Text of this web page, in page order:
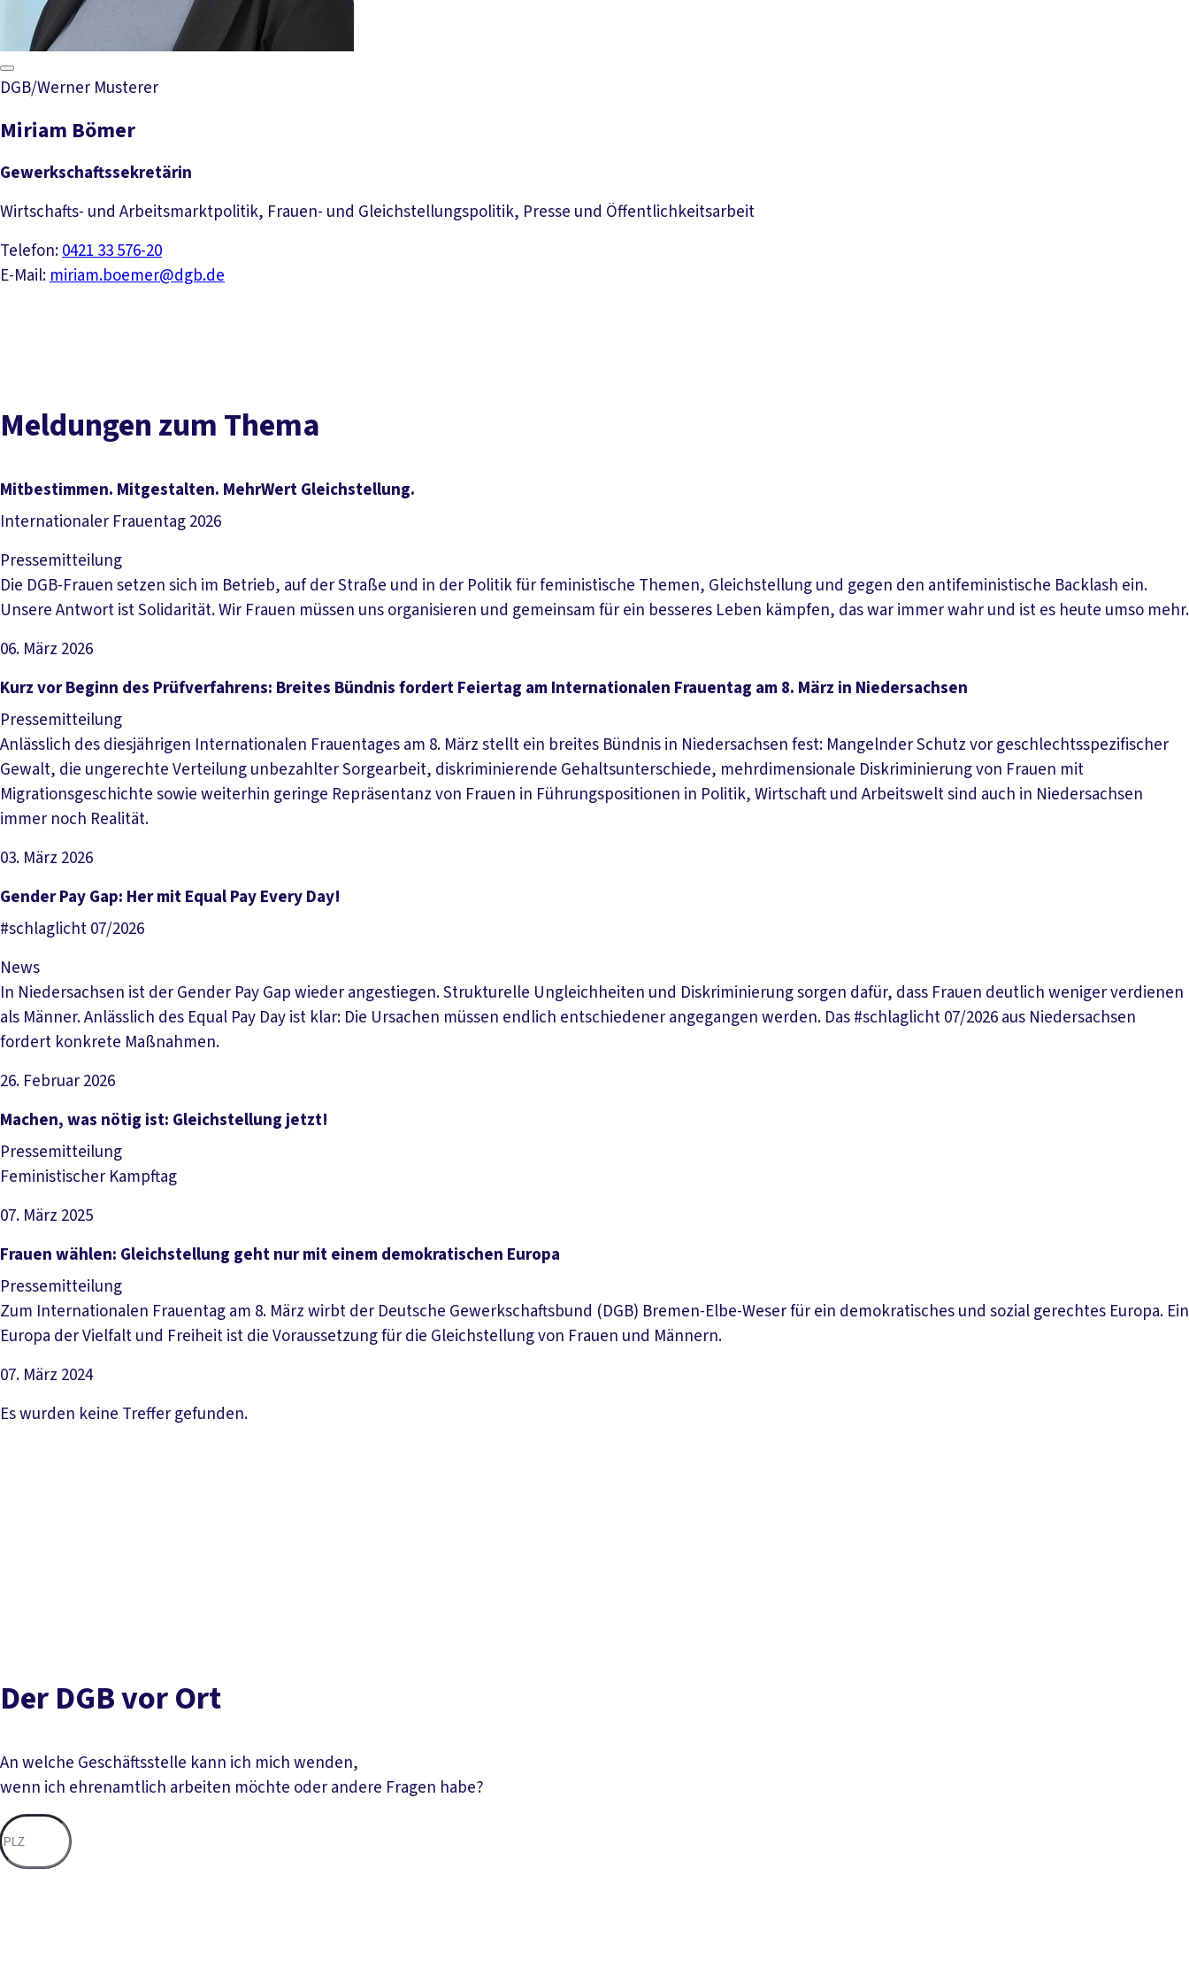
DGB/Werner Musterer
Miriam Bömer
Gewerkschaftssekretärin
Wirtschafts- und Arbeitsmarktpolitik, Frauen- und Gleichstellungspolitik, Presse und Öffentlichkeitsarbeit
Telefon:0421 33 576-20
E-Mail:miriam.boemer@dgb.de
Meldungen zum Thema
Mitbestimmen. Mitgestalten. MehrWert Gleichstellung.
Internationaler Frauentag 2026
Pressemitteilung
Die DGB-Frauen setzen sich im Betrieb, auf der Straße und in der Politik für feministische Themen, Gleichstellung und gegen den antifeministische Backlash ein.
Unsere Antwort ist Solidarität. Wir Frauen müssen uns organisieren und gemeinsam für ein besseres Leben kämpfen, das war immer wahr und ist es heute umso mehr.
06. März 2026
Artikel lesen
Kurz vor Beginn des Prüfverfahrens: Breites Bündnis fordert Feiertag am Internationalen Frauentag am 8. März in Niedersachsen
Pressemitteilung
Anlässlich des diesjährigen Internationalen Frauentages am 8. März stellt ein breites Bündnis in Niedersachsen fest: Mangelnder Schutz vor geschlechtsspezifischer
Gewalt, die ungerechte Verteilung unbezahlter Sorgearbeit, diskriminierende Gehaltsunterschiede, mehrdimensionale Diskriminierung von Frauen mit
Migrationsgeschichte sowie weiterhin geringe Repräsentanz von Frauen in Führungspositionen in Politik, Wirtschaft und Arbeitswelt sind auch in Niedersachsen
immer noch Realität.
03. März 2026
Artikel lesen
Gender Pay Gap: Her mit Equal Pay Every Day!
#schlaglicht 07/2026
News
In Niedersachsen ist der Gender Pay Gap wieder angestiegen. Strukturelle Ungleichheiten und Diskriminierung sorgen dafür, dass Frauen deutlich weniger verdienen
als Männer. Anlässlich des Equal Pay Day ist klar: Die Ursachen müssen endlich entschiedener angegangen werden. Das #schlaglicht 07/2026 aus Niedersachsen
fordert konkrete Maßnahmen.
26. Februar 2026
Artikel lesen
Machen, was nötig ist: Gleichstellung jetzt!
Pressemitteilung
Feministischer Kampftag
07. März 2025
Artikel lesen
Frauen wählen: Gleichstellung geht nur mit einem demokratischen Europa
Pressemitteilung
Zum Internationalen Frauentag am 8. März wirbt der Deutsche Gewerkschaftsbund (DGB) Bremen-Elbe-Weser für ein demokratisches und sozial gerechtes Europa. Ein
Europa der Vielfalt und Freiheit ist die Voraussetzung für die Gleichstellung von Frauen und Männern.
07. März 2024
Artikel lesen
Es wurden keine Treffer gefunden.
Der DGB vor Ort
An welche Geschäftsstelle kann ich mich wenden,
wenn ich ehrenamtlich arbeiten möchte oder andere Fragen habe?